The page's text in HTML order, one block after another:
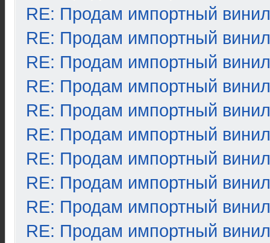
RE: Продам импортный винил
RE: Продам импортный винил
RE: Продам импортный винил
RE: Продам импортный винил
RE: Продам импортный винил
RE: Продам импортный винил
RE: Продам импортный винил
RE: Продам импортный винил
RE: Продам импортный винил
RE: Продам импортный винил